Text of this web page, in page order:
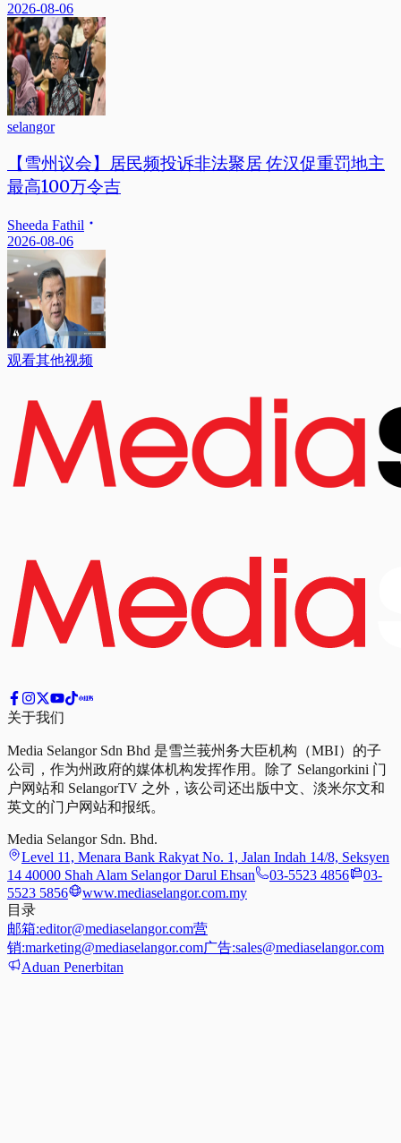
2026-08-06
selangor
【雪州议会】居民频投诉非法聚居 佐汉促重罚地主
最高100万令吉
Sheeda Fathil
2026-08-06
观看其他视频
关于我们
Media Selangor Sdn Bhd 是雪兰莪州务大臣机构（MBI）的子
公司，作为州政府的媒体机构发挥作用。除了 Selangorkini 门
户网站和 SelangorTV 之外，该公司还出版中文、淡米尔文和
英文的门户网站和报纸。
Media Selangor Sdn. Bhd.
Level 11, Menara Bank Rakyat No. 1, Jalan Indah 14/8, Seksyen
14 40000 Shah Alam Selangor Darul Ehsan
03-5523 4856
03-
5523 5856
www.mediaselangor.com.my
目录
邮箱:editor@mediaselangor.com营
销:marketing@mediaselangor.com广告:sales@mediaselangor.com
Aduan Penerbitan